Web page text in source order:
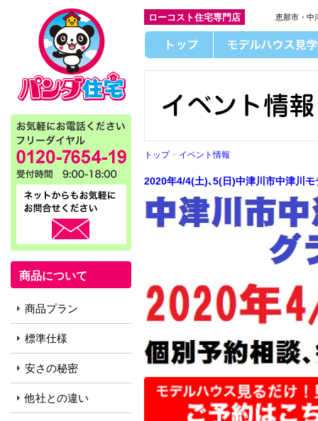
ローコスト住宅専門店 恵那市・中
トップ> イベント情報
2020年4/4(土)､5(日)中津川市中津川
商品について
商品プラン
標準仕様
安さの秘密
他社との違い